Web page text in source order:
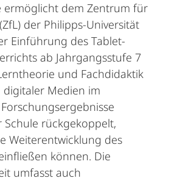
ermöglicht dem Zentrum für
der Philipps-Universität
Einführung des Tablet-
ab Jahrgangsstufe 7
und Fachdidaktik
Medien im
rückgekoppelt,
Weiterentwicklung des
können. Die
umfasst auch